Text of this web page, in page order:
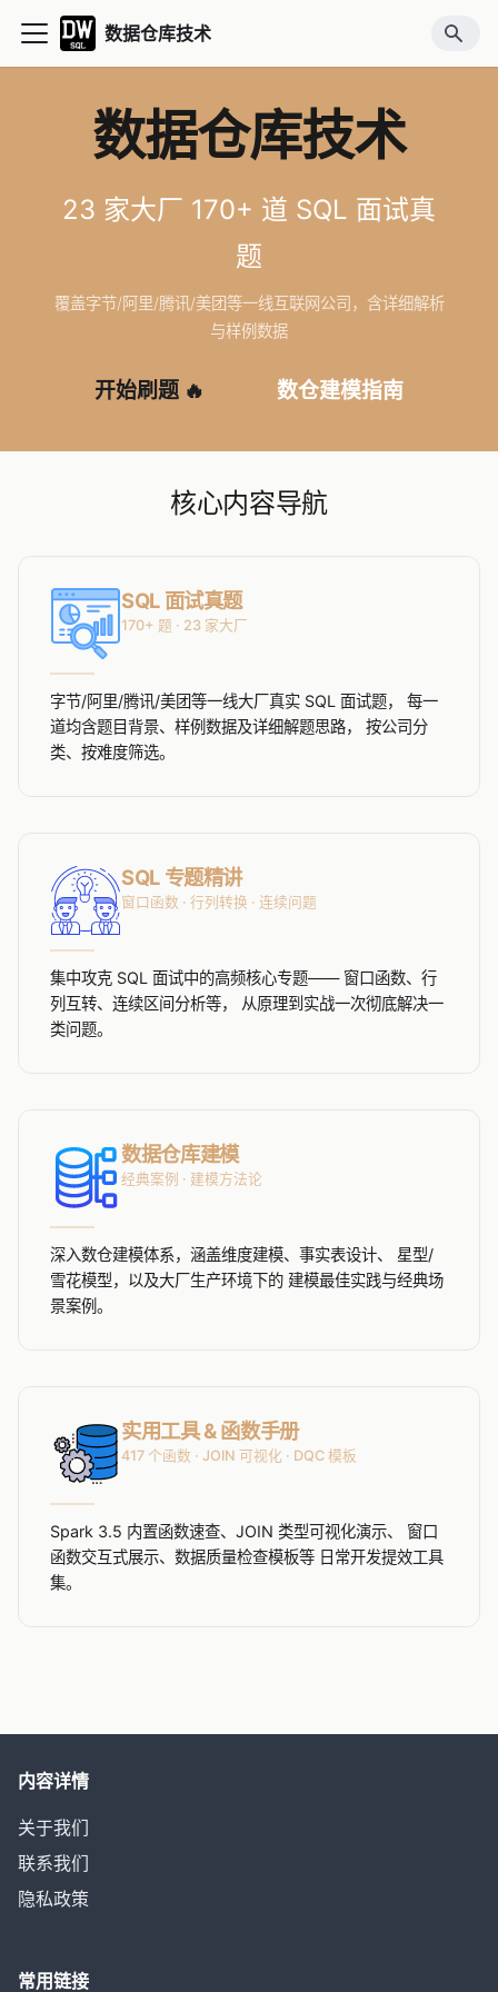
数据仓库技术
数据仓库技术
23 家大厂 170+ 道 SQL 面试真
题
覆盖字节/阿里/腾讯/美团等一线互联网公司，含详细解析
与样例数据
开始刷题 🔥 数仓建模指南
核心内容导航
SQL 面试真题
170+ 题 · 23 家大厂
字节/阿里/腾讯/美团等一线大厂真实 SQL 面试题， 每一
道均含题目背景、样例数据及详细解题思路， 按公司分
类、按难度筛选。
SQL 专题精讲
窗口函数 · 行列转换 · 连续问题
集中攻克 SQL 面试中的高频核心专题—— 窗口函数、行
列互转、连续区间分析等， 从原理到实战一次彻底解决一
类问题。
数据仓库建模
经典案例 · 建模方法论
深入数仓建模体系，涵盖维度建模、事实表设计、 星型/
雪花模型，以及大厂生产环境下的 建模最佳实践与经典场
景案例。
实用工具 & 函数手册
417 个函数 · JOIN 可视化 · DQC 模板
Spark 3.5 内置函数速查、JOIN 类型可视化演示、 窗口
函数交互式展示、数据质量检查模板等 日常开发提效工具
集。
内容详情
关于我们
联系我们
隐私政策
常用链接